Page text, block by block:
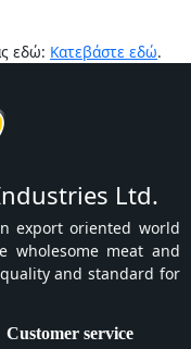
εδώ: Κατεβάστε εδώ.
Ltd.
export oriented world
wholesome meat and
and standard for
Customer service